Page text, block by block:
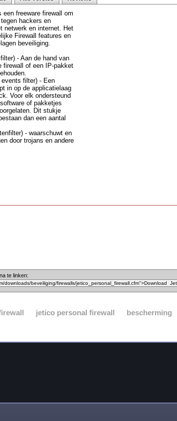
een freeware firewall om
hackers en
netwerk en internet. Het
Firewall features en
beveiliging.
- Aan de hand van
firewall of een IP-pakket
events filter) - Een
in op de applicatielaag
Voor elk ondersteund
of pakketjes
Dit stukje
dan een aantal
- waarschuwt en
door trojans en andere
te linken:
jetico personal firewall bescherming